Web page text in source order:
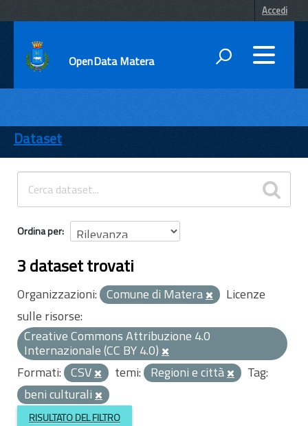
Accedi
OpenData Matera
ENTI
TEMI
INFORMAZIONI
Dataset
Ordina per
3 dataset trovati
Organizzazioni: Comune di Matera
Licenze
sulle risorse:
Creative Commons Attribuzione 4.0
Internazionale (CC BY 4.0)
Formati: CSV temi: Regioni e città
Tag:
beni culturali
RISULTATO DEL FILTRO